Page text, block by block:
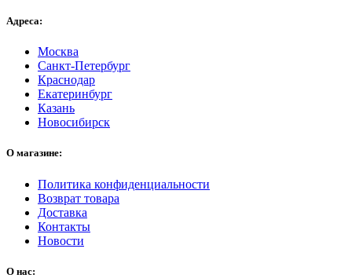
Адреса:
Москва
Санкт-Петербург
Краснодар
Екатеринбург
Казань
Новосибирск
О магазине:
Политика конфиденциальности
Возврат товара
Доставка
Контакты
Новости
О нас: